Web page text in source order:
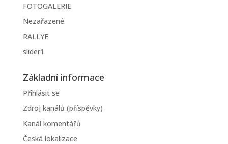
FOTOGALERIE
Nezařazené
RALLYE
slider1
Základní informace
Přihlásit se
Zdroj kanálů (příspěvky)
Kanál komentářů
Česká lokalizace